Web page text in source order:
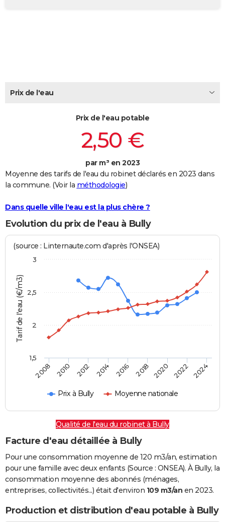
Carte de Noël
Carte Bonne année
Carte Saint-Valentin
Carte Pâques
Carte d'anniversaire
DICTIONNAIRE
FORUM
Prix de l'eau
Prix de l'eau potable
2,50 €
par m³ en 2023
Moyenne des tarifs de l'eau du robinet déclarés en 2023 dans
la commune. (Voir la méthodologie)
Dans quelle ville l'eau est la plus chère ?
Evolution du prix de l'eau à Bully
Tarif de l'eau (€/m3)
(source : Linternaute.com d'après l'ONSEA)
Prix à Bully Moyenne nationale
2008 2010 2012 2014 2016 2018 2020 2022 2024
2
2,5
3
1,5
Qualité de l'eau du robinet à Bully
Facture d'eau détaillée à Bully
Pour une consommation moyenne de 120 m3/an, estimation
pour une famille avec deux enfants (Source : ONSEA). À Bully, la
consommation moyenne des abonnés (ménages,
entreprises, collectivités...) était d'environ 109 m3/an en 2023.
Production et distribution d'eau potable à Bully